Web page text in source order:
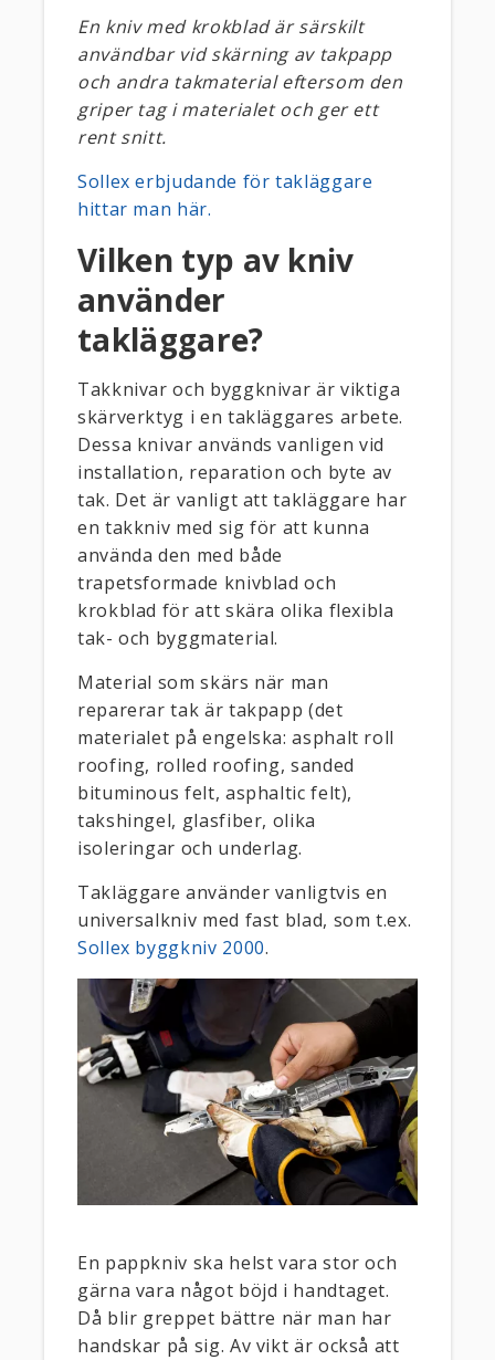
En kniv med krokblad är särskilt
användbar vid skärning av takpapp
och andra takmaterial eftersom den
griper tag i materialet och ger ett
rent snitt.
Sollex erbjudande för takläggare
hittar man här.
Vilken typ av kniv
använder
takläggare?
Takknivar och byggknivar är viktiga
skärverktyg i en takläggares arbete.
Dessa knivar används vanligen vid
installation, reparation och byte av
tak. Det är vanligt att takläggare har
en takkniv med sig för att kunna
använda den med både
trapetsformade knivblad och
krokblad för att skära olika flexibla
tak- och byggmaterial.
Material som skärs när man
reparerar tak är takpapp (det
materialet på engelska: asphalt roll
roofing, rolled roofing, sanded
bituminous felt, asphaltic felt),
takshingel, glasfiber, olika
isoleringar och underlag.
Takläggare använder vanligtvis en
universalkniv med fast blad, som t.ex.
Sollex byggkniv 2000.
En pappkniv ska helst vara stor och
gärna vara något böjd i handtaget.
Då blir greppet bättre när man har
handskar på sig. Av vikt är också att